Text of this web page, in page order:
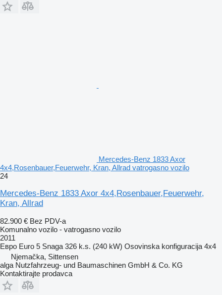
Mercedes-Benz 1833 Axor
4x4,Rosenbauer,Feuerwehr, Kran, Allrad vatrogasno vozilo
24
Mercedes-Benz 1833 Axor 4x4,Rosenbauer,Feuerwehr,
Kran, Allrad
82.900 € Bez PDV-a
Komunalno vozilo - vatrogasno vozilo
2011
Евро Euro 5 Snaga 326 k.s. (240 kW) Osovinska konfiguracija 4x4
Njemačka, Sittensen
alga Nutzfahrzeug- und Baumaschinen GmbH & Co. KG
Kontaktirajte prodavca